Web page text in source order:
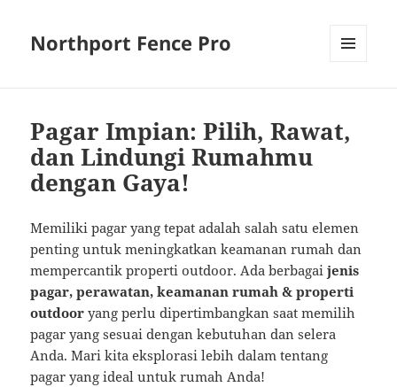
Northport Fence Pro
Pagar Impian: Pilih, Rawat,
dan Lindungi Rumahmu
dengan Gaya!
Memiliki pagar yang tepat adalah salah satu elemen
penting untuk meningkatkan keamanan rumah dan
mempercantik properti outdoor. Ada berbagaijenis
pagar, perawatan, keamanan rumah & properti
outdoor yang perlu dipertimbangkan saat memilih
pagar yang sesuai dengan kebutuhan dan selera
Anda. Mari kita eksplorasi lebih dalam tentang
pagar yang ideal untuk rumah Anda!